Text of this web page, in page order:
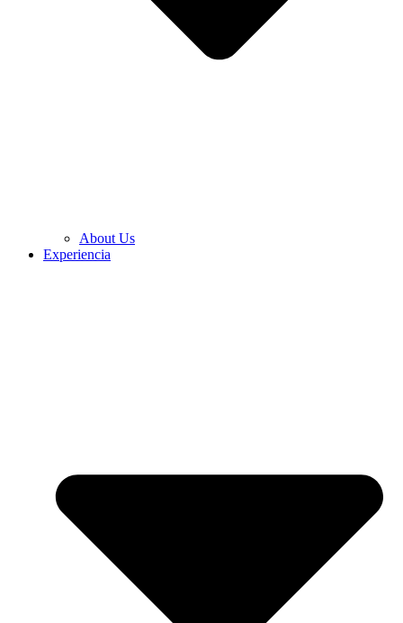
About Us
Experiencia